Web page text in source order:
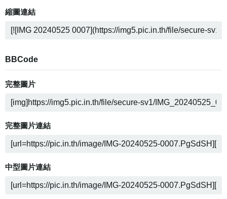
縮圖連結
BBCode
完整圖片
完整圖片連結
中型圖片連結